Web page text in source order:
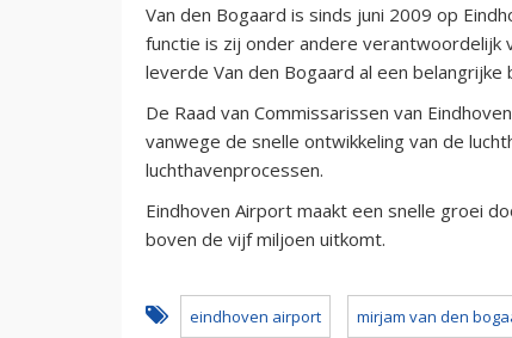
Van den Bogaard is sinds juni 2009 op
functie is zij onder andere verantwoordelijk
leverde Van den Bogaard al een
De Raad van Commissarissen van
vanwege de snelle ontwikkeling van de
luchthavenprocessen.
Eindhoven Airport maakt een snelle groei
boven de vijf miljoen uitkomt.
eindhoven airport mirjam van den